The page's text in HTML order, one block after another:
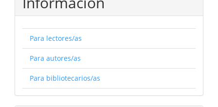
Para lectores/as
Para autores/as
Para bibliotecarios/as